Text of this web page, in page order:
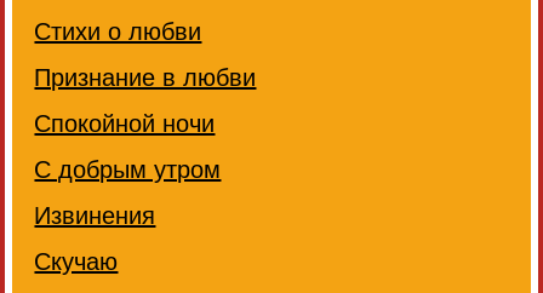
Стихи о любви
Признание в любви
Спокойной ночи
С добрым утром
Извинения
Скучаю